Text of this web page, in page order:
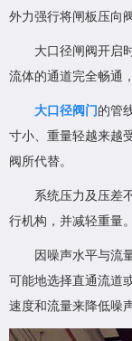
外力强行将闸板压向
大口径闸阀开启
流体的通道完全畅通
大口径阀门 的管
寸小、重量轻越来越
阀所代替。
系统压力及压差
行机构，并减轻重量。
因噪声水平与流
可能地选择直通流道
速度和流量来降低噪